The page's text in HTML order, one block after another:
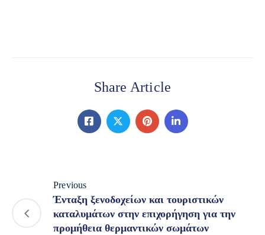
Share Article
Previous
Ένταξη ξενοδοχείων και τουριστικών
καταλυμάτων στην επιχορήγηση για την
προμήθεια θερμαντικών σωμάτων